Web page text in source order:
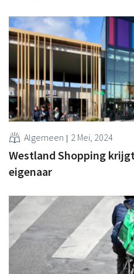
Algemeen 2 Mei, 2024
Westland Shopping
eigenaar